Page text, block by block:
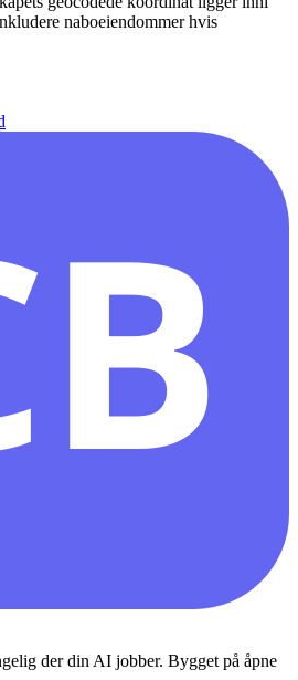
naboeiendommer hvis
der din AI jobber. Bygget på åpne